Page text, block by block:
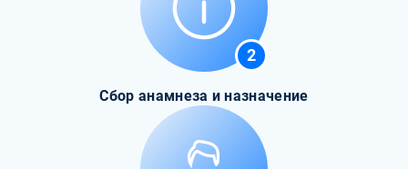
2
Сбор анамнеза и назначение